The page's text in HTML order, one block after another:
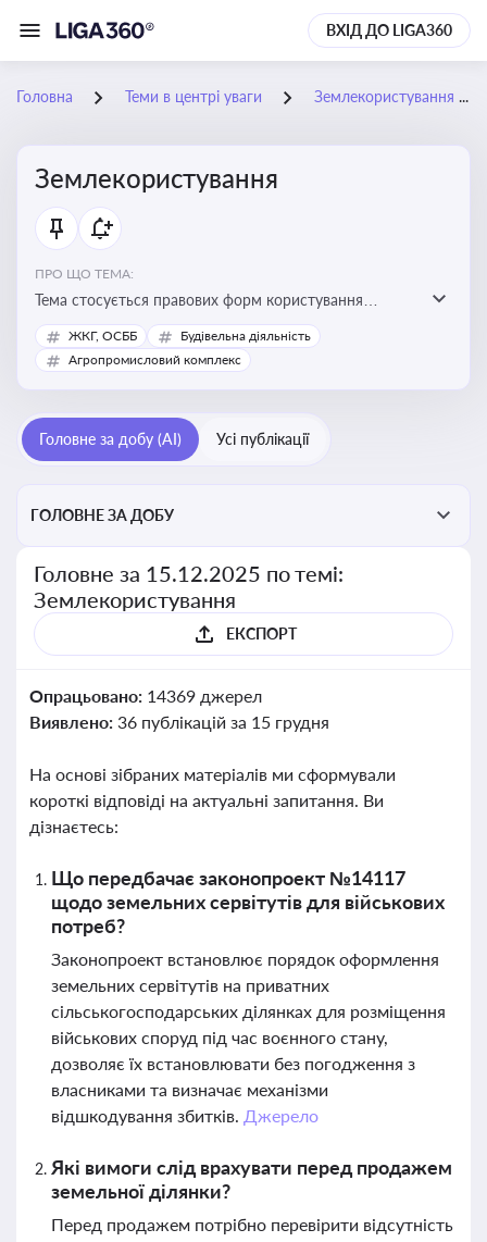
ВХІД ДО LIGA360
Головна Теми в центрі уваги Землекористування
Землекористування
ПРО ЩО ТЕМА:
Тема стосується правових форм користування
землею, зокрема умов доступу, володіння та
користування земельними ділянками різних форм
ЖКГ, ОСББ
Будівельна діяльність
Агропромисловий комплекс
Головне за добу (AI) Усі публікації
ГОЛОВНЕ ЗА ДОБУ
Головне за 15.12.2025 по темі:
Землекористування
ЕКСПОРТ
Опрацьовано: 14369 джерел
Виявлено: 36 публікацій за 15 грудня
На основі зібраних матеріалів ми сформували
короткі відповіді на актуальні запитання. Ви
дізнаєтесь:
Що передбачає законопроект №14117
щодо земельних сервітутів для військових
потреб?
Законопроект встановлює порядок оформлення
земельних сервітутів на приватних
сільськогосподарських ділянках для розміщення
військових споруд під час воєнного стану,
дозволяє їх встановлювати без погодження з
власниками та визначає механізми
відшкодування збитків. Джерело
Які вимоги слід врахувати перед продажем
земельної ділянки?
Перед продажем потрібно перевірити відсутність